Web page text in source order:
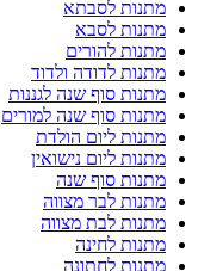
מתנות לסבתא
מתנות לסבא
מתנות להורים
מתנות לדודה ולדוד
מתנות סוף שנה לגננות
מתנות סוף שנה למורים
מתנות ליום הולדת
מתנות ליום נישואין
מתנות סוף שנה
מתנות לבר מצווה
מתנות לבת מצווה
מתנות לחינה
מתנות לחתונה